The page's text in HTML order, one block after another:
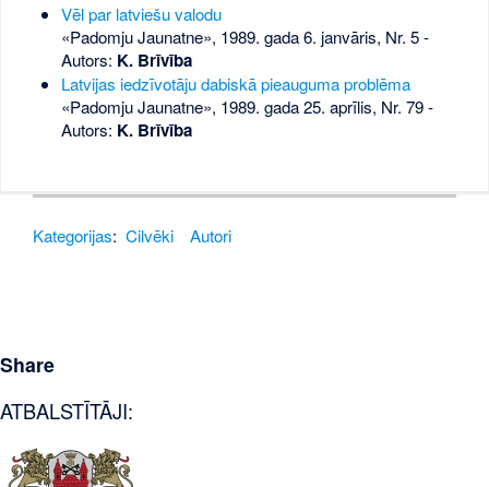
Vēl par latviešu valodu
«Padomju Jaunatne», 1989. gada 6. janvāris, Nr. 5-
Autors: K. Brīvība
Latvijas iedzīvotāju dabiskā pieauguma problēma
«Padomju Jaunatne», 1989. gada 25. aprīlis, Nr. 79-
Autors: K. Brīvība
Kategorijas: Cilvēki Autori
Share
ATBALSTĪTĀJI: